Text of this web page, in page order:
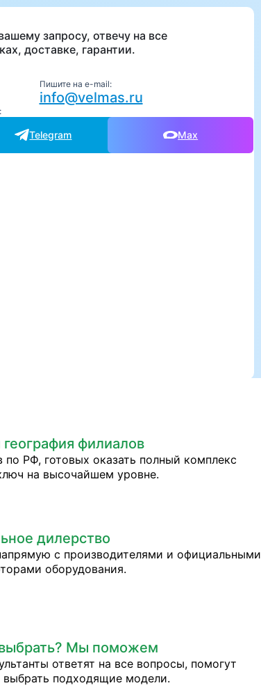
запросу, отвечу на все
доставке, гарантии.
Пишите на e-mail:
info@velmas.ru
Telegram Max
филиалов
по РФ, готовых оказать полный комплекс
на высочайшем уровне.
дилерство
с производителями и официальными
оборудования.
Мы поможем
ответят на все вопросы, помогут
выбрать подходящие модели.